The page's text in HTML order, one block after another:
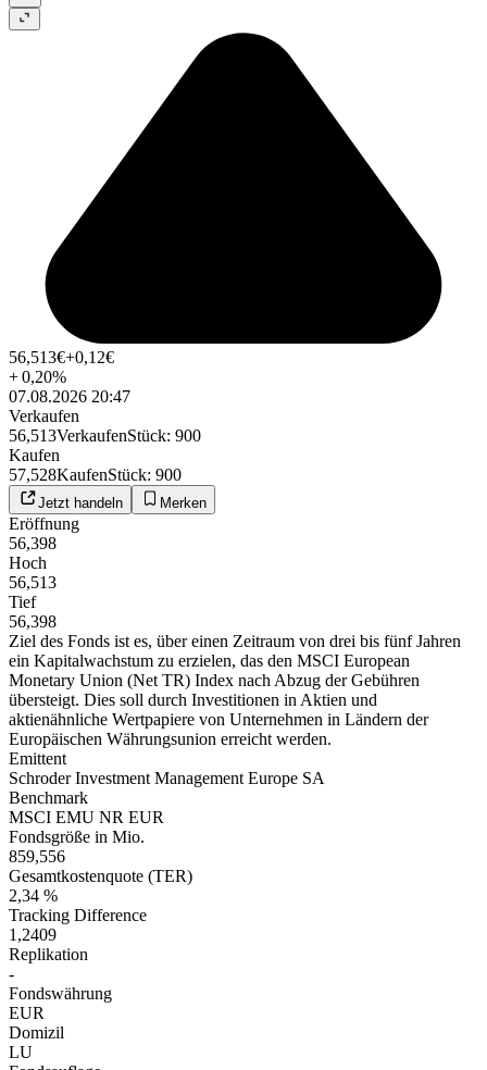
56,513€+0,12€
+0,20%
07.08.2026 20:47
Verkaufen
56,513VerkaufenStück: 900
Kaufen
57,528KaufenStück: 900
Jetzt handeln Merken
Eröffnung
56,398
Hoch
56,513
Tief
56,398
Ziel des Fonds ist es, über einen Zeitraum von drei bis fünf Jahren
ein Kapitalwachstum zu erzielen, das den MSCI European
Monetary Union (Net TR) Index nach Abzug der Gebühren
übersteigt. Dies soll durch Investitionen in Aktien und
aktienähnliche Wertpapiere von Unternehmen in Ländern der
Europäischen Währungsunion erreicht werden.
Emittent
Schroder Investment Management Europe SA
Benchmark
MSCI EMU NR EUR
Fondsgröße in Mio.
859,556
Gesamtkostenquote (TER)
2,34 %
Tracking Difference
1,2409
Replikation
-
Fondswährung
EUR
Domizil
LU